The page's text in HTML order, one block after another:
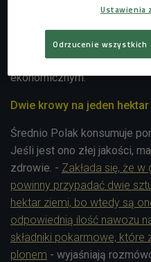
przemysłowych - mówi
antybiotyki, a niektóre
sto dni, bo jest to
ekonomicznym.
Dwie krowy na jeden hektar
Średnio Polak konsumuje
Jeśli jest ono złej jakości,
zdrowie. - Zakłada się, że
powinny przypadać dwie
hektar ziemi, bo wtedy są
odpowiednią ilość nawozu
składniki pokarmowe, które
plonem - wyjaśniają
Ustawienia
Odrzucenie wszystkich